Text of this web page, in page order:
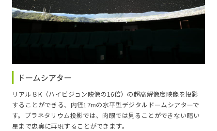
ドームシアター
リアル８K（ハイビジョン映像の16倍）の超高解像度映像を投影
することができる、内径17mの水平型デジタルドームシアターで
す。プラネタリウム投影では、肉眼では見ることができない暗い
星まで忠実に再現することができます。